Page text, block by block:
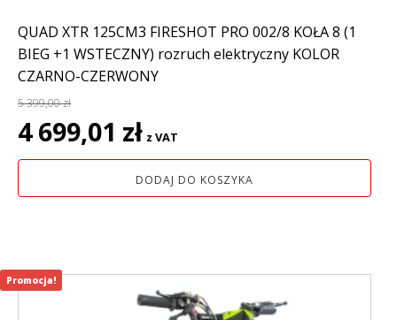
QUAD XTR 125CM3 FIRESHOT PRO 002/8 KOŁA 8 (1
BIEG +1 WSTECZNY) rozruch elektryczny KOLOR
CZARNO-CZERWONY
5 399,00zł
Pierwotna
cena
wynosiła:
4 699,01 zł cena
wynosi:
4
z VAT
DODAJ DO KOSZYKA
Promocja!